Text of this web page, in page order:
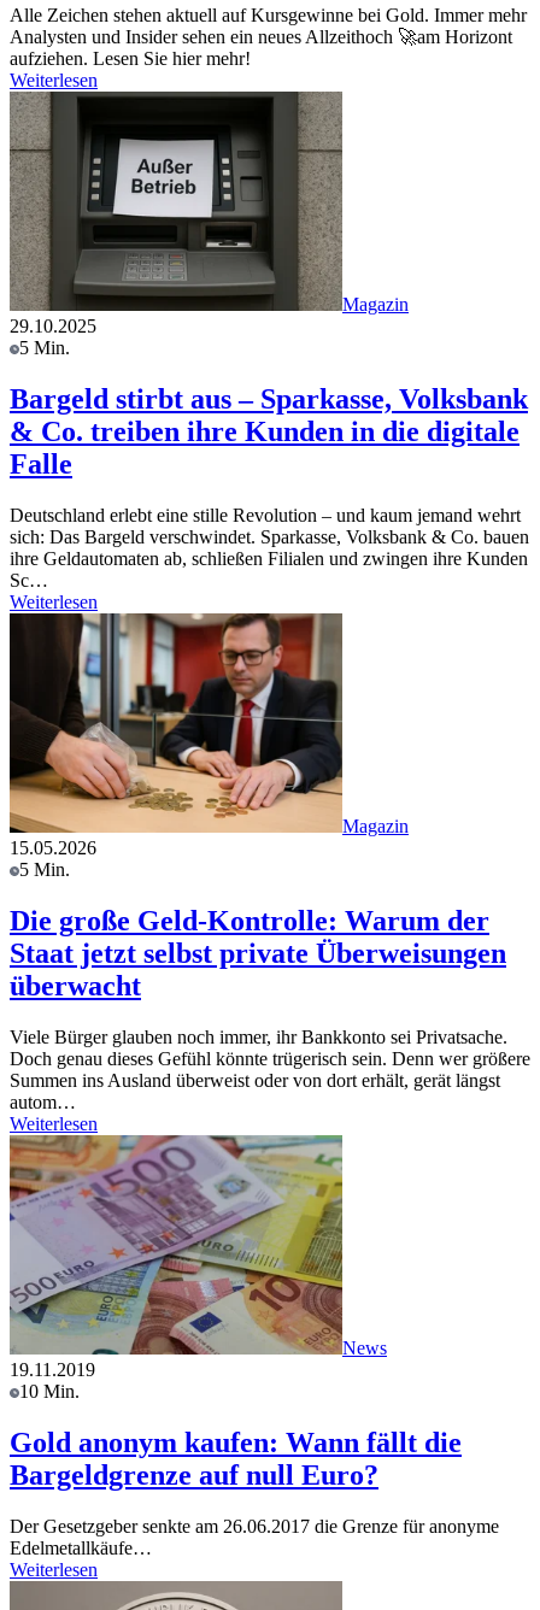
Alle Zeichen stehen aktuell auf Kursgewinne bei Gold. Immer mehr
Analysten und Insider sehen ein neues Allzeithoch 🚀am Horizont
aufziehen. Lesen Sie hier mehr!
Weiterlesen
Magazin
29.10.2025
5 Min.
Bargeld stirbt aus – Sparkasse, Volksbank
& Co. treiben ihre Kunden in die digitale
Falle
Deutschland erlebt eine stille Revolution – und kaum jemand wehrt
sich: Das Bargeld verschwindet. Sparkasse, Volksbank & Co. bauen
ihre Geldautomaten ab, schließen Filialen und zwingen ihre Kunden
Sc…
Weiterlesen
Magazin
15.05.2026
5 Min.
Die große Geld-Kontrolle: Warum der
Staat jetzt selbst private Überweisungen
überwacht
Viele Bürger glauben noch immer, ihr Bankkonto sei Privatsache.
Doch genau dieses Gefühl könnte trügerisch sein. Denn wer größere
Summen ins Ausland überweist oder von dort erhält, gerät längst
autom…
Weiterlesen
News
19.11.2019
10 Min.
Gold anonym kaufen: Wann fällt die
Bargeldgrenze auf null Euro?
Der Gesetzgeber senkte am 26.06.2017 die Grenze für anonyme
Edelmetallkäufe…
Weiterlesen